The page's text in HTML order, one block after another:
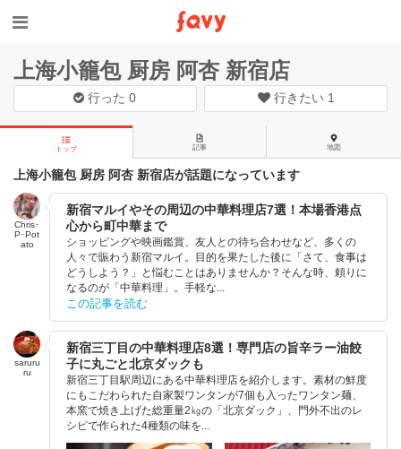
上海小籠包 厨房 阿杏 新宿店
行った0 行きたい 1
トップ 記事 地図
上海小籠包 厨房 阿杏 新宿店が話題になっています
Chris･
P･Pot
ato
新宿マルイやその周辺の中華料理店7選！本場香港点
心から町中華まで
ショッピングや映画鑑賞、友人との待ち合わせなど、多くの
人々で賑わう新宿マルイ。目的を果たした後に「さて、食事は
どうしよう？」と悩むことはありませんか？そんな時、頼りに
なるのが「中華料理」。手軽な...
この記事を読む
saruru
ru
新宿三丁目の中華料理店8選！専門店の旨辛ラー油餃
子に丸ごと北京ダックも
新宿三丁目駅周辺にある中華料理店を紹介します。素材の鮮度
にもこだわられた自家製ワンタンが7個も入ったワンタン麺、
本窯で焼き上げた総重量2㎏の「北京ダック」、門外不出のレ
シピで作られた4種類の味を...